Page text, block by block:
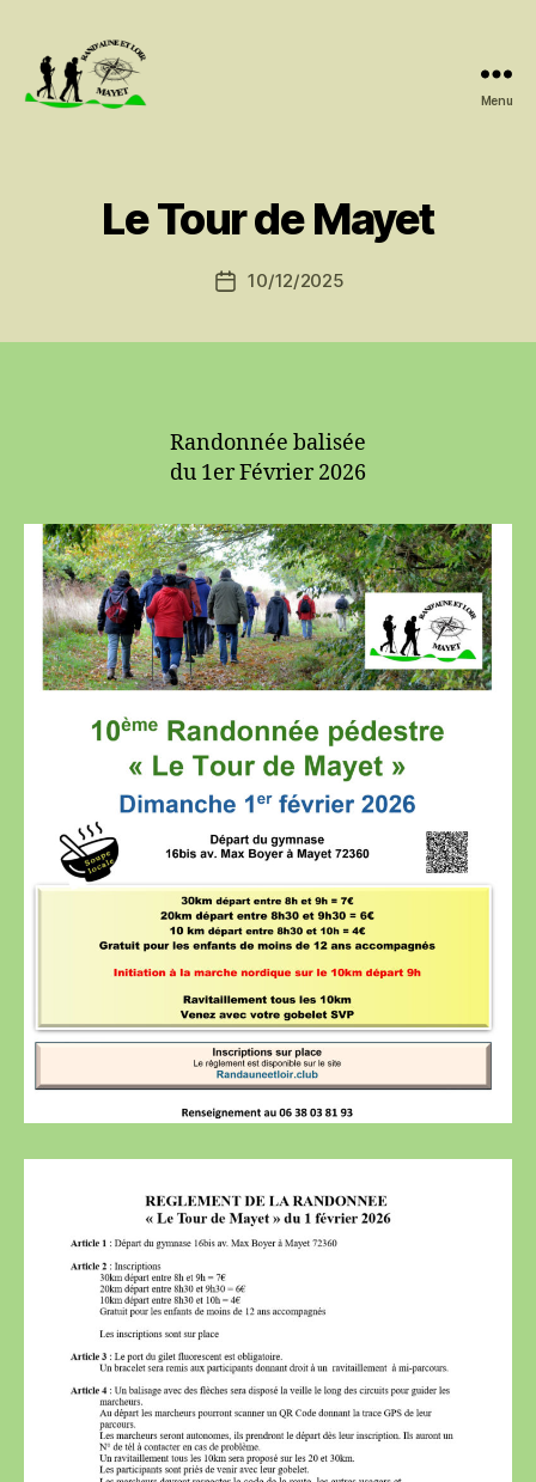
Menu
Le Tour de Mayet
Date10/12/2025
Randonnée balisée
du 1er Février 2026